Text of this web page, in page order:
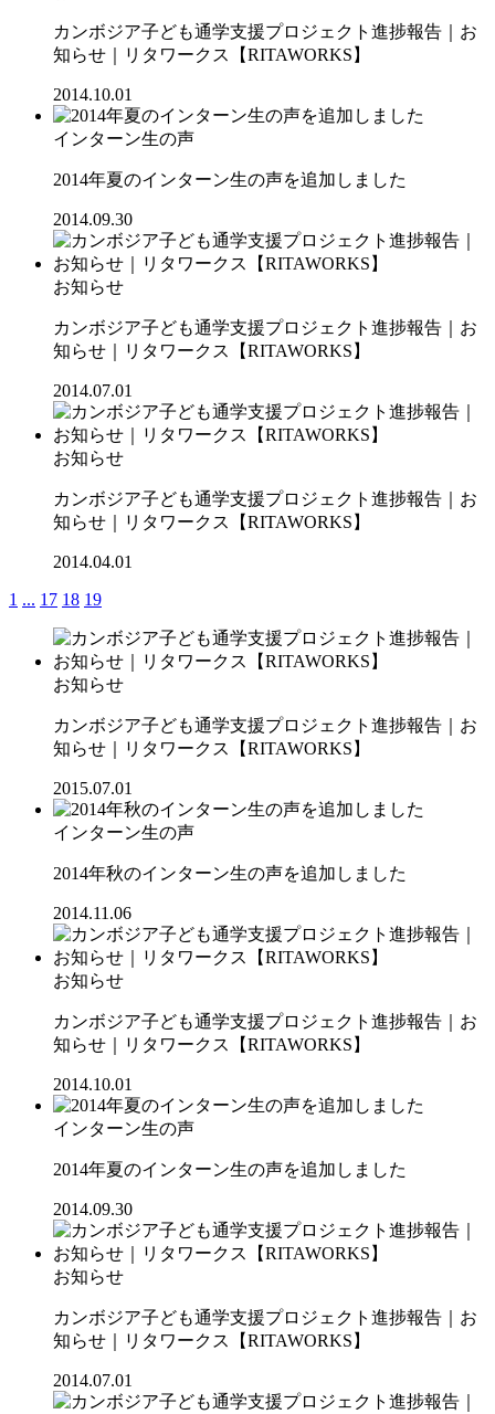
カンボジア子ども通学支援プロジェクト進捗報告｜お
知らせ｜リタワークス【RITAWORKS】
2014.10.01
インターン生の声
2014年夏のインターン生の声を追加しました
2014.09.30
お知らせ
カンボジア子ども通学支援プロジェクト進捗報告｜お
知らせ｜リタワークス【RITAWORKS】
2014.07.01
お知らせ
カンボジア子ども通学支援プロジェクト進捗報告｜お
知らせ｜リタワークス【RITAWORKS】
2014.04.01
1 ... 17 18 19
お知らせ
カンボジア子ども通学支援プロジェクト進捗報告｜お
知らせ｜リタワークス【RITAWORKS】
2015.07.01
インターン生の声
2014年秋のインターン生の声を追加しました
2014.11.06
お知らせ
カンボジア子ども通学支援プロジェクト進捗報告｜お
知らせ｜リタワークス【RITAWORKS】
2014.10.01
インターン生の声
2014年夏のインターン生の声を追加しました
2014.09.30
お知らせ
カンボジア子ども通学支援プロジェクト進捗報告｜お
知らせ｜リタワークス【RITAWORKS】
2014.07.01